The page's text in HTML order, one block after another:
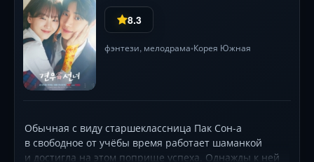
8.3
фэнтези, мелодрама•Корея Южная
Обычная с виду старшеклассница Пак Сон-а
в свободное от учёбы время работает шаманкой
и достигла на этом поприще успеха. Однажды к ней